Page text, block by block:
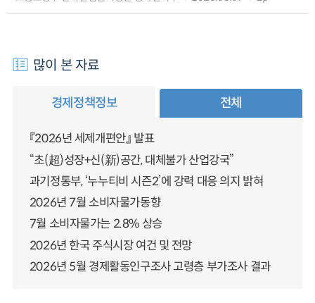
많이 본 자료
경제정책정보 전체
『2026년 세제개편안』 발표
“초(超)성장+신(新)공간, 대체불가 산업강국”
과기정통부, ‘누누티비 시즌2’에 강력 대응 의지 밝혀
2026년 7월 소비자물가동향
7월 소비자물가는 2.8% 상승
2026년 한국 주식시장 여건 및 전망
2026년 5월 경제활동인구조사 고령층 부가조사 결과